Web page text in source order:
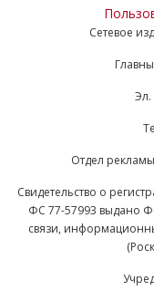
Сетевое
Эл.
Отдел
Свидетельство о
ФС 77-57993 выдано
связи,